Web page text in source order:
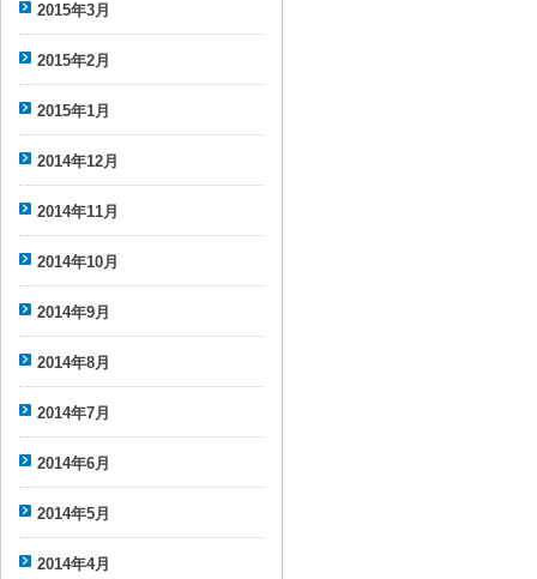
2015年3月
2015年2月
2015年1月
2014年12月
2014年11月
2014年10月
2014年9月
2014年8月
2014年7月
2014年6月
2014年5月
2014年4月